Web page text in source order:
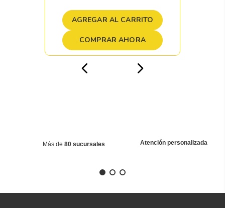
AGREGAR AL CARRITO
COMPRAR AHORA
Más de 80 sucursales Atención personalizada